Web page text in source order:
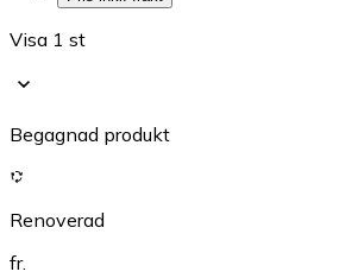
Visa 1 st
Begagnad produkt
Renoverad
fr.